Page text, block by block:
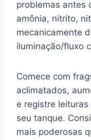
problemas antes
amônia, nitrito,
mecanicamente
iluminação/fluxo
Comece com
aclimatados,
e registre
seu tanque.
mais poderosas